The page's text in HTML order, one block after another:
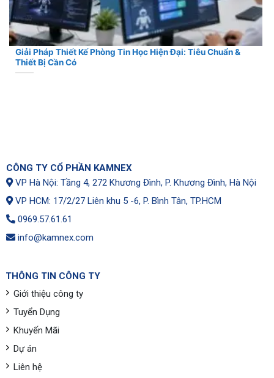
Giải Pháp Thiết Kế Phòng Tin Học Hiện Đại: Tiêu Chuẩn &
Thiết Bị Cần Có
CÔNG TY CỔ PHẦN KAMNEX
VP Hà Nội: Tầng 4, 272 Khương Đình, P. Khương Đình, Hà Nội
VP HCM: 17/2/27 Liên khu 5 -6, P. Bình Tân, TP.HCM
0969.57.61.61
info@kamnex.com
THÔNG TIN CÔNG TY
Giới thiệu công ty
Tuyển Dụng
Khuyến Mãi
Dự án
Liên hệ